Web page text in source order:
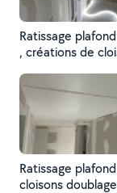
Ratissage
, créations de
passes , pose de
bois , pose
Ratissage
cloisons